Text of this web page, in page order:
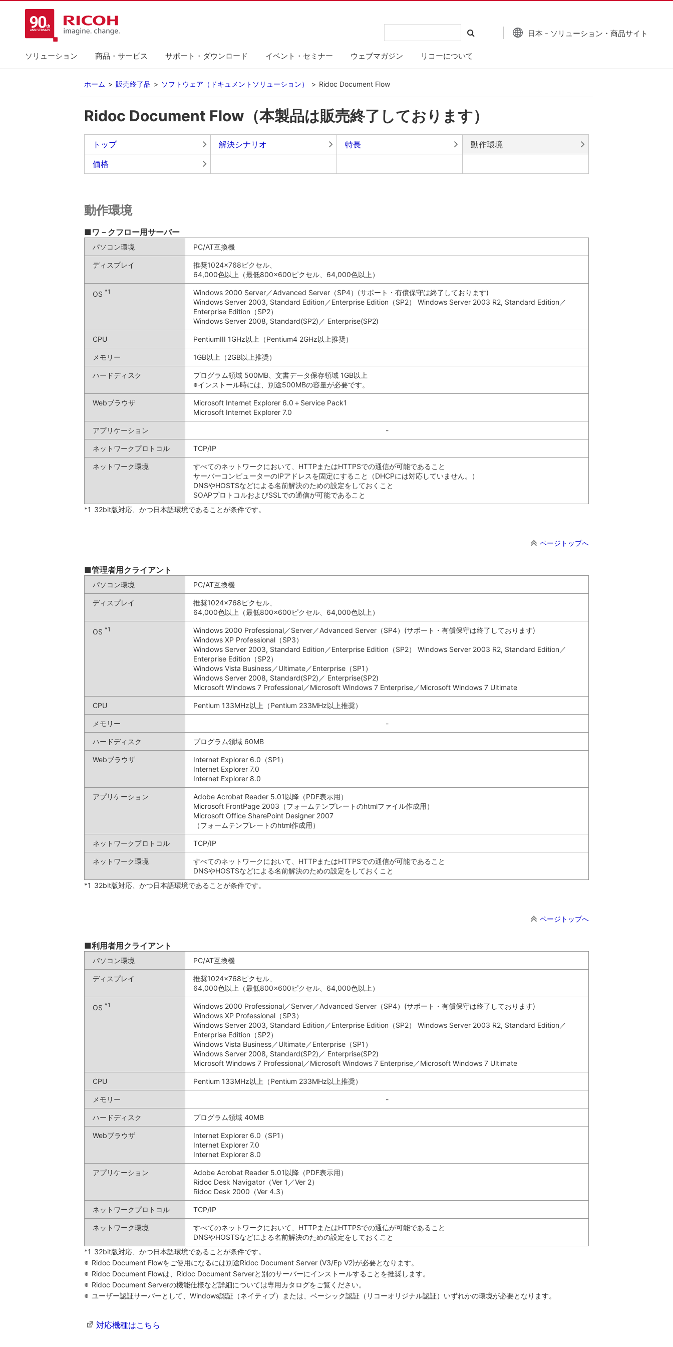
ソリューション 商品・サービス サポート・ダウンロード イベント・セミナー ウェブマガジン リコーについて
日本 - ソリューション・商品サイト
ホーム 販売終了品 ソフトウェア（ドキュメントソリューション） Ridoc Document Flow
Ridoc Document Flow（本製品は販売終了しております）
トップ 解決シナリオ 特長
動作環境
価格
動作環境
■ワ－クフロー用サーバー
パソコン環境 PC/AT互換機
ディスプレイ
推奨1024×768ピクセル、
64,000色以上（最低800×600ピクセル、64,000色以上）
OS *1
Windows 2000 Server／Advanced Server（SP4）(サポート・有償保守は終了しております)
Windows Server 2003, Standard Edition／Enterprise Edition（SP2） Windows Server 2003 R2, Standard Edition／
Enterprise Edition（SP2）
Windows Server 2008, Standard(SP2)／ Enterprise(SP2)
CPU PentiumIII 1GHz以上（Pentium4 2GHz以上推奨）
メモリー 1GB以上（2GB以上推奨）
ハードディスク
プログラム領域 500MB、文書データ保存領域 1GB以上
※インストール時には、別途500MBの容量が必要です。
Webブラウザ
Microsoft Internet Explorer 6.0＋Service Pack1
Microsoft Internet Explorer 7.0
アプリケーション -
ネットワークプロトコル TCP/IP
ネットワーク環境
すべてのネットワークにおいて、HTTPまたはHTTPSでの通信が可能であること
サーバーコンピューターのIPアドレスを固定にすること（DHCPには対応していません。）
DNSやHOSTSなどによる名前解決のための設定をしておくこと
SOAPプロトコルおよびSSLでの通信が可能であること
*1 32bit版対応、かつ日本語環境であることが条件です。
ページトップへ
■管理者用クライアント
パソコン環境 PC/AT互換機
ディスプレイ
推奨1024×768ピクセル、
64,000色以上（最低800×600ピクセル、64,000色以上）
OS *1
Windows 2000 Professional／Server／Advanced Server（SP4）(サポート・有償保守は終了しております)
Windows XP Professional（SP3）
Windows Server 2003, Standard Edition／Enterprise Edition（SP2） Windows Server 2003 R2, Standard Edition／
Enterprise Edition（SP2）
Windows Vista Business／Ultimate／Enterprise（SP1）
Windows Server 2008, Standard(SP2)／ Enterprise(SP2)
Microsoft Windows 7 Professional／Microsoft Windows 7 Enterprise／Microsoft Windows 7 Ultimate
CPU Pentium 133MHz以上（Pentium 233MHz以上推奨）
メモリー -
ハードディスク プログラム領域 60MB
Webブラウザ
Internet Explorer 6.0（SP1）
Internet Explorer 7.0
Internet Explorer 8.0
アプリケーション
Adobe Acrobat Reader 5.01以降（PDF表示用）
Microsoft FrontPage 2003（フォームテンプレートのhtmlファイル作成用）
Microsoft Office SharePoint Designer 2007
（フォームテンプレートのhtml作成用）
ネットワークプロトコル TCP/IP
ネットワーク環境
すべてのネットワークにおいて、HTTPまたはHTTPSでの通信が可能であること
DNSやHOSTSなどによる名前解決のための設定をしておくこと
*1 32bit版対応、かつ日本語環境であることが条件です。
ページトップへ
■利用者用クライアント
パソコン環境 PC/AT互換機
ディスプレイ
推奨1024×768ピクセル、
64,000色以上（最低800×600ピクセル、64,000色以上）
OS *1
Windows 2000 Professional／Server／Advanced Server（SP4）(サポート・有償保守は終了しております)
Windows XP Professional（SP3）
Windows Server 2003, Standard Edition／Enterprise Edition（SP2） Windows Server 2003 R2, Standard Edition／
Enterprise Edition（SP2）
Windows Vista Business／Ultimate／Enterprise（SP1）
Windows Server 2008, Standard(SP2)／ Enterprise(SP2)
Microsoft Windows 7 Professional／Microsoft Windows 7 Enterprise／Microsoft Windows 7 Ultimate
CPU Pentium 133MHz以上（Pentium 233MHz以上推奨）
メモリー -
ハードディスク プログラム領域 40MB
Webブラウザ
Internet Explorer 6.0（SP1）
Internet Explorer 7.0
Internet Explorer 8.0
アプリケーション
Adobe Acrobat Reader 5.01以降（PDF表示用）
Ridoc Desk Navigator（Ver 1／Ver 2）
Ridoc Desk 2000（Ver 4.3）
ネットワークプロトコル TCP/IP
ネットワーク環境
すべてのネットワークにおいて、HTTPまたはHTTPSでの通信が可能であること
DNSやHOSTSなどによる名前解決のための設定をしておくこと
*1 32bit版対応、かつ日本語環境であることが条件です。
※ Ridoc Document Flowをご使用になるには別途Ridoc Document Server (V3/Ep V2)が必要となります。
※ Ridoc Document Flowは、Ridoc Document Serverと別のサーバーにインストールすることを推奨します。
※ Ridoc Document Serverの機能仕様など詳細については専用カタログをご覧ください。
※ ユーザー認証サーバーとして、Windows認証（ネイティブ）または、ベーシック認証（リコーオリジナル認証）いずれかの環境が必要となります。
対応機種はこちら